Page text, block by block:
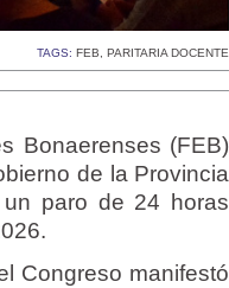
TAGS:FEB ,PARITARIA DOCENTE
Bonaerenses (FEB)
de la Provincia
paro de 24 horas
Congreso manifestó